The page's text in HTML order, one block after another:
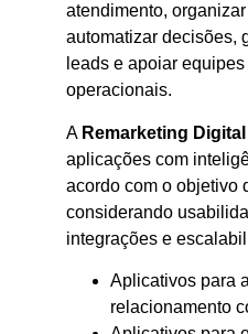
atendimento,
automatizar decisões,
leads e apoiar
operacionais.
A Remarketing Digital
aplicações com
acordo com o objetivo
considerando
integrações e
Aplicativos para
relacionamento